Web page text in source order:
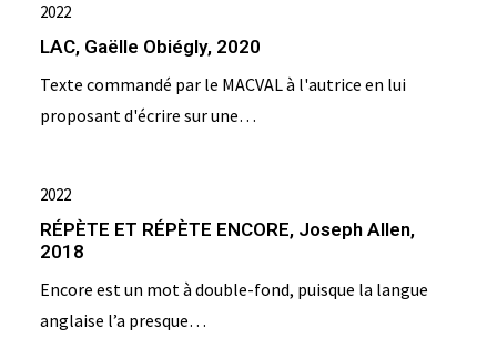
2022
LAC, Gaëlle Obiégly, 2020
Texte commandé par le MACVAL à l'autrice en lui
proposant d'écrire sur une…
2022
RÉPÈTE ET RÉPÈTE ENCORE, Joseph Allen,
2018
Encore est un mot à double-fond, puisque la langue
anglaise l’a presque…